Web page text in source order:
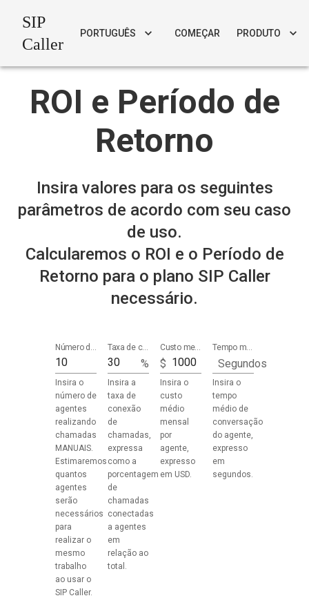
SIP
Caller
PORTUGUÊS COMEÇAR PRODUTO
ROI e Período de
Retorno
Insira valores para os seguintes
parâmetros de acordo com seu caso
de uso.
Calcularemos o ROI e o Período de
Retorno para o plano SIP Caller
necessário.
Número de agentes *
Insira o
número de
agentes
realizando
chamadas
MANUAIS.
Estimaremos
quantos
agentes
serão
necessários
para
realizar o
mesmo
trabalho
ao usar o
SIP Caller.
Taxa de conexão de chamada *
%
Insira a
taxa de
conexão
de
chamadas,
expressa
como a
porcentagem
de
chamadas
conectadas
a agentes
em
relação ao
total.
Custo mensal do agente *
$
Insira o
custo
médio
mensal
por
agente,
expresso
em USD.
Tempo médio de conversação do agente
Segundos
Insira o
tempo
médio de
conversação
do agente,
expresso
em
segundos.